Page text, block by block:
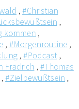
, #Christian
,
kommen ,
, #Morgenroutine ,
, #Podcast ,
Frädrich , #Thomas
, #Zielbewußtsein ,